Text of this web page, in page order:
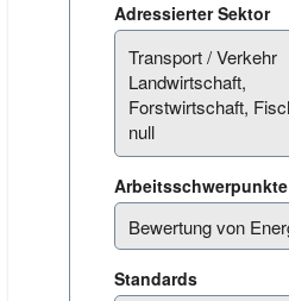
Adressierter Sektor
Arbeitsschwerpunkte
Standards